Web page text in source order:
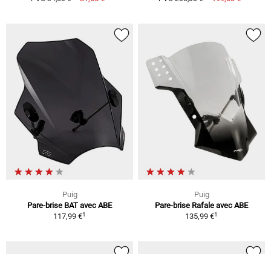
Puig
Pare-brise BAT avec ABE
117,99 €1
Puig
Pare-brise Rafale avec ABE
135,99 €1